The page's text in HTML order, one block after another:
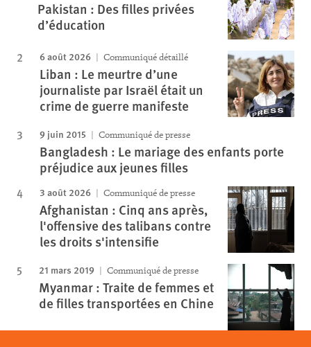
Pakistan : Des filles privées
d’éducation
6 août 2026 Communiqué détaillé
Liban : Le meurtre d’une
journaliste par Israël était un
crime de guerre manifeste
9 juin 2015 Communiqué de presse
Bangladesh : Le mariage des enfants porte
préjudice aux jeunes filles
3 août 2026 Communiqué de presse
Afghanistan : Cinq ans après,
l'offensive des talibans contre
les droits s'intensifie
21 mars 2019 Communiqué de presse
Myanmar : Traite de femmes et
de filles transportées en Chine